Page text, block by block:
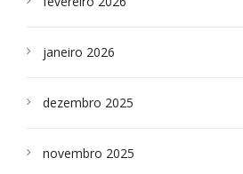
janeiro 2026
dezembro 2025
novembro 2025